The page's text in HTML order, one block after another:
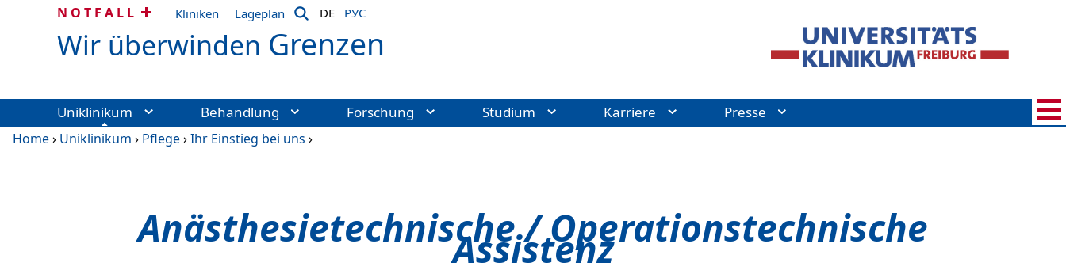
NOTFALL Kliniken Lageplan DE РУС
Wir überwinden Grenzen
Uniklinikum Behandlung Forschung Studium Karriere Presse
Home› Uniklinikum › Pflege›Ihr Einstieg bei uns ›
Anästhesietechnische / Operationstechnische
Assistenz